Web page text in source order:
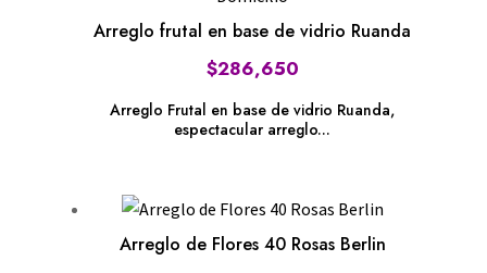
Arreglo frutal en base de vidrio Ruanda
$286,650
Arreglo Frutal en base de vidrio Ruanda,
espectacular arreglo...
Arreglo de Flores 40 Rosas Berlin